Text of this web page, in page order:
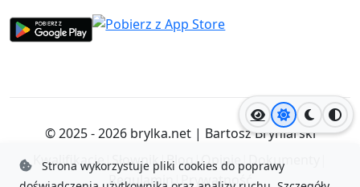
Jasny motyw
Ciemny
© 2025 - 2026 brylka.net| Bartosz Bryniarski
Kwalifikacje|Słownik|Blog|Opinie|Dokumenty
Regulamin|Prywatność
Strona wykorzystuje pliki cookies do poprawy